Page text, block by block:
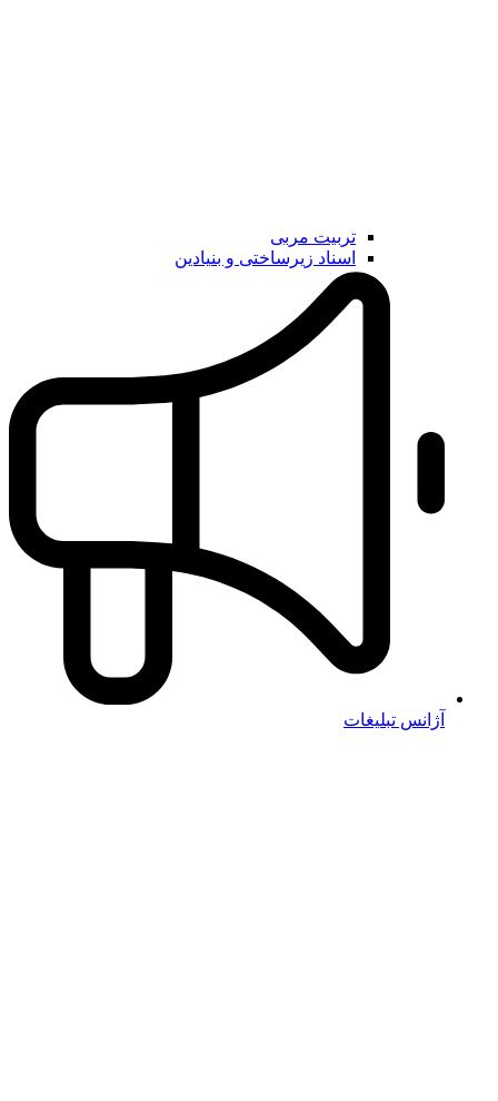
تربیت مربی
اسناد زیرساختی و بنیادین
آژانس تبلیغات